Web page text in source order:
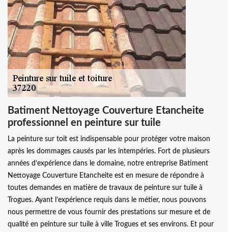
Batiment Nettoyage Couverture Etancheite
professionnel en peinture sur tuile
La peinture sur toit est indispensable pour protéger votre maison
après les dommages causés par les intempéries. Fort de plusieurs
années d’expérience dans le domaine, notre entreprise Batiment
Nettoyage Couverture Etancheite est en mesure de répondre à
toutes demandes en matière de travaux de peinture sur tuile à
Trogues. Ayant l’expérience requis dans le métier, nous pouvons
nous permettre de vous fournir des prestations sur mesure et de
qualité en peinture sur tuile à ville Trogues et ses environs. Et pour